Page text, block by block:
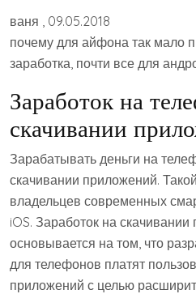
ваня , 09.05.2018
почему для айфона так мало
заработка, почти все для
Заработок на
скачивании
Зарабатывать деньги на
скачивании приложений.
владельцев современных
iOS. Заработок на
основывается на том, что
для телефонов платят
приложений с целью